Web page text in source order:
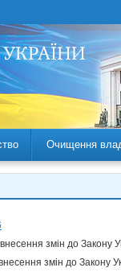
Очищення
змін до Закону
змін до Закону